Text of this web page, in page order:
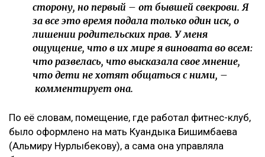
сторону, но первый – от бывшей свекрови. Я
за все это время подала только один иск, о
лишении родительских прав. У меня
ощущение, что в их мире я виновата во всем:
что развелась, что высказала свое мнение,
что дети не хотят общаться с ними, –
комментирует она.
По её словам, помещение, где работал фитнес-клуб,
было оформлено на мать Куандыка Бишимбаева
(Альмиру Нурлыбекову), а сама она управляла